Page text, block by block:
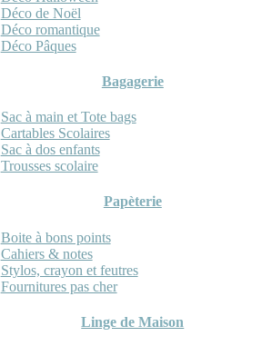
Déco de Noël
Déco romantique
Déco Pâques
Bagagerie
Sac à main et Tote bags
Cartables Scolaires
Sac à dos enfants
Trousses scolaire
Papèterie
Boite à bons points
Cahiers & notes
Stylos, crayon et feutres
Fournitures pas cher
Linge de Maison